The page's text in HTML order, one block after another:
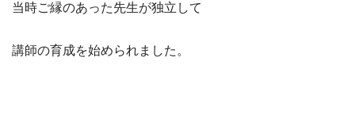
当時ご縁のあった先生が独立して
講師の育成を始められました。